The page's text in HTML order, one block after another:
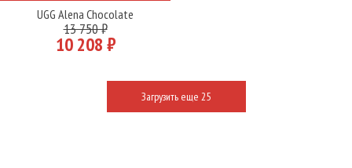
UGG Alena Chocolate
13 750 ₽
10 208 ₽
Загрузить еще 25